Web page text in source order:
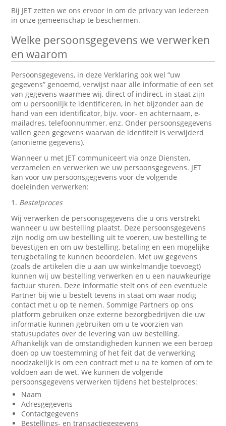
Bij JET zetten we ons ervoor in om de privacy van iedereen
in onze gemeenschap te beschermen.
Welke persoonsgegevens we verwerken
en waarom
Persoonsgegevens, in deze Verklaring ook wel “uw
gegevens” genoemd, verwijst naar alle informatie of een set
van gegevens waarmee wij, direct of indirect, in staat zijn
om u persoonlijk te identificeren, in het bijzonder aan de
hand van een identificator, bijv. voor- en achternaam, e-
mailadres, telefoonnummer, enz. Onder persoonsgegevens
vallen geen gegevens waarvan de identiteit is verwijderd
(anonieme gegevens).
Wanneer u met JET communiceert via onze Diensten,
verzamelen en verwerken we uw persoonsgegevens. JET
kan voor uw persoonsgegevens voor de volgende
doeleinden verwerken:
1. Bestelproces
Wij verwerken de persoonsgegevens die u ons verstrekt
wanneer u uw bestelling plaatst. Deze persoonsgegevens
zijn nodig om uw bestelling uit te voeren, uw bestelling te
bevestigen en om uw bestelling, betaling en een mogelijke
terugbetaling te kunnen beoordelen. Met uw gegevens
(zoals de artikelen die u aan uw winkelmandje toevoegt)
kunnen wij uw bestelling verwerken en u een nauwkeurige
factuur sturen. Deze informatie stelt ons of een eventuele
Partner bij wie u bestelt tevens in staat om waar nodig
contact met u op te nemen. Sommige Partners op ons
platform gebruiken onze externe bezorgbedrijven die uw
informatie kunnen gebruiken om u te voorzien van
statusupdates over de levering van uw bestelling.
Afhankelijk van de omstandigheden kunnen we een beroep
doen op uw toestemming of het feit dat de verwerking
noodzakelijk is om een contract met u na te komen of om te
voldoen aan de wet. We kunnen de volgende
persoonsgegevens verwerken tijdens het bestelproces:
Naam
Adresgegevens
Contactgegevens
Bestellings- en transactiegegevens